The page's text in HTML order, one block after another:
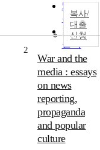
50개씩
출력
100개씩
출력
복사/
대출
신청
2
War and the
media : essays
on news
reporting,
propaganda
and popular
culture